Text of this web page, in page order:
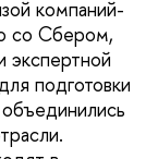
компаний-
со Сбером,
подготовки